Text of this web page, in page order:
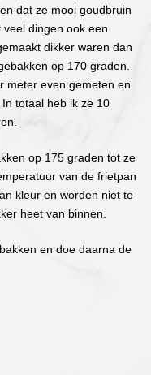
dat ze mooi goudbruin
dingen ook een
dikker waren dan
op 170 graden.
meter even gemeten en
totaal heb ik ze 10
op 175 graden tot ze
van de frietpan
kleur en worden niet te
heet van binnen.
en doe daarna de